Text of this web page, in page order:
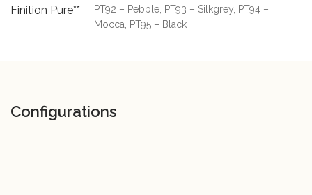
Finition Pure**
PT92 – Pebble, PT93 – Silkgrey, PT94 –
Mocca, PT95 – Black
Configurations